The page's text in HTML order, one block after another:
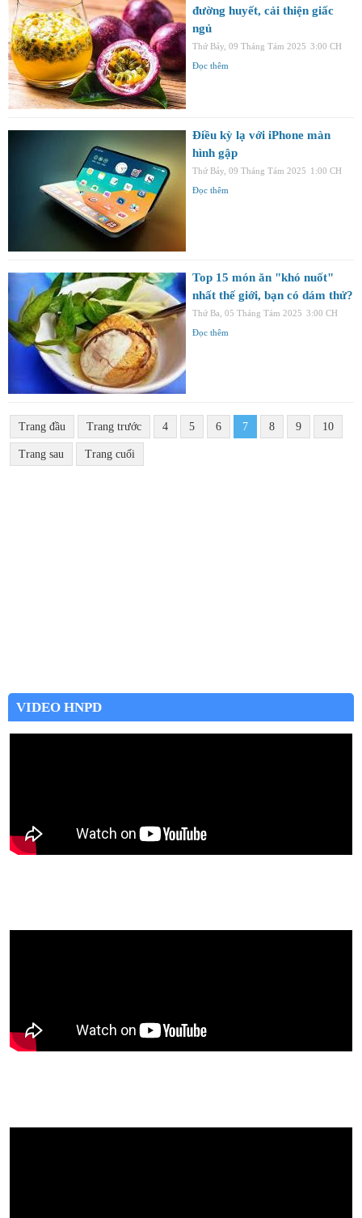
đường huyết, cải thiện giấc
ngủ
Thứ Bảy, 09 Tháng Tám 2025 3:00 CH
Đọc thêm
Điều kỳ lạ với iPhone màn
hình gập
Thứ Bảy, 09 Tháng Tám 2025 1:00 CH
Đọc thêm
Top 15 món ăn "khó nuốt"
nhất thế giới, bạn có dám thử?
Thứ Ba, 05 Tháng Tám 2025 3:00 CH
Đọc thêm
Trang đầu Trang trước 4 5 6 7 8 9 10
Trang sau Trang cuối
VIDEO HNPD